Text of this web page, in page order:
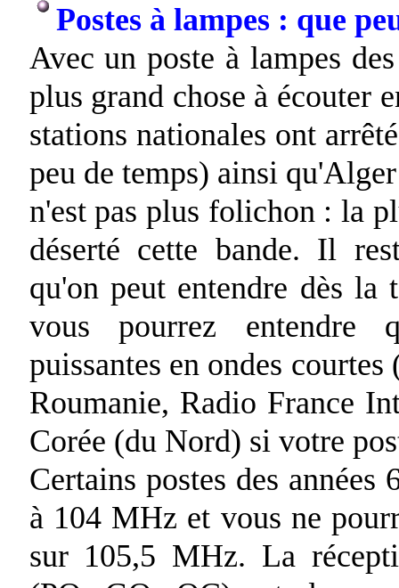
Postes à lampes : que
Avec un poste à lampes
plus grand chose à écouter
stations nationales ont
peu de temps) ainsi
n'est pas plus folichon : la
déserté cette bande. Il
qu'on peut entendre dès la
vous pourrez entendre
puissantes en ondes
Roumanie, Radio France
Corée (du Nord) si votre
Certains postes des
à 104 MHz et vous ne
sur 105,5 MHz. La